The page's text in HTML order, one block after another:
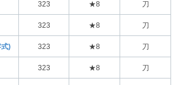
323 ★8 刀
323 ★8 刀
) 323 ★8 刀
323 ★8 刀